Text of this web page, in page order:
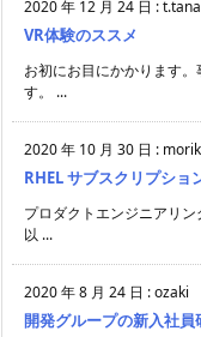
2020 年 12 月 24 日 :
VR体験のススメ
お初にお目にかかります
す。 ...
2020 年 10 月 30 日 :
RHEL サブスクリプショ
プロダクトエンジニアリ
以 ...
2020 年 8 月 24 日 :ozaki
開発グループの新入社員